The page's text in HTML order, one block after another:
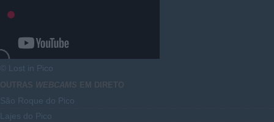
© Lost in Pico
OUTRAS WEBCAMS EM DIRETO
São Roque do Pico
Lajes do Pico